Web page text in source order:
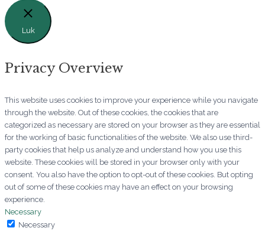
Luk
Privacy Overview
This website uses cookies to improve your experience while you navigate
through the website. Out of these cookies, the cookies that are
categorized as necessary are stored on your browser as they are essential
for the working of basic functionalities of the website. We also use third-
party cookies that help us analyze and understand how you use this
website. These cookies will be stored in your browser only with your
consent. You also have the option to opt-out of these cookies. But opting
out of some of these cookies may have an effect on your browsing
experience.
Necessary
Necessary